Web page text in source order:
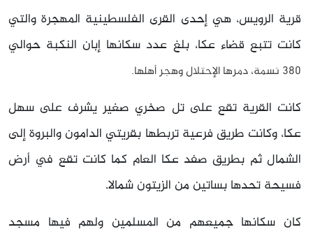
قرية الرويس، هي إحدى القرى الفلسطينية المهجرة والتي
كانت تتبع قضاء عكا، بلغ عدد سكانها إبان النكبة حوالي
380 نسمة، دمرها الإحتلال وهجر أهلها.
كانت القرية تقع على تل صخري صغير يشرف على سهل
عكا، وكانت طريق فرعية تربطها بقريتي الدامون والبروة إلى
الشمال ثم بطريق صفد عكا العام كما كانت تقع في أرض
فسيحة تحدها بساتين من الزيتون شمالا.
كان سكانها جميعهم من المسلمين ولهم فيها مسجد